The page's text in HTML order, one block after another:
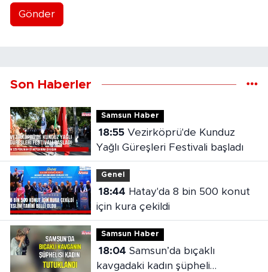
Gönder
Son Haberler
Samsun Haber
18:55Vezirköprü'de Kunduz
Yağlı Güreşleri Festivali başladı
Genel
18:44
için kura çekildi
Samsun Haber
18:04
kavgadaki kadın şüpheli